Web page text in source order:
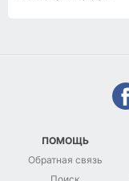
ПОМОЩЬ
Обратная связь